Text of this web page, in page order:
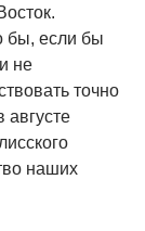
бы, если бы
не
точно
августе
наших